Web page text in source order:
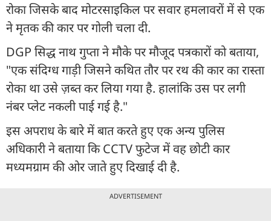
रोका जिसके बाद मोटरसाइकिल पर सवार हमलावरों में से एक
ने मृतक की कार पर गोली चला दी.
DGP सिद्ध नाथ गुप्ता ने मौके पर मौजूद पत्रकारों को बताया,
"एक संदिग्ध गाड़ी जिसने कथित तौर पर रथ की कार का रास्ता
रोका था उसे ज़ब्त कर लिया गया है. हालांकि उस पर लगी
नंबर प्लेट नकली पाई गई है."
इस अपराध के बारे में बात करते हुए एक अन्य पुलिस
अधिकारी ने बताया कि CCTV फुटेज में वह छोटी कार
मध्यमग्राम की ओर जाते हुए दिखाई दी है.
ADVERTISEMENT